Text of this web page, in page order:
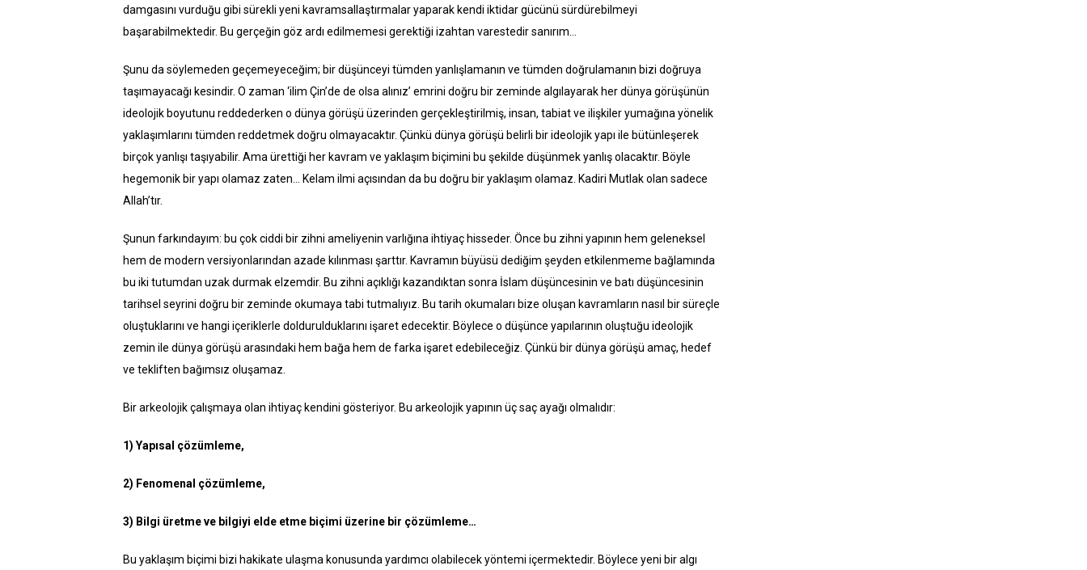
damgasını vurduğu gibi sürekli yeni kavramsallaştırmalar yaparak kendi iktidar gücünü sürdürebilmeyi
başarabilmektedir. Bu gerçeğin göz ardı edilmemesi gerektiği izahtan varestedir sanırım…
Şunu da söylemeden geçemeyeceğim; bir düşünceyi tümden yanlışlamanın ve tümden doğrulamanın bizi doğruya
taşımayacağı kesindir. O zaman ‘ilim Çin’de de olsa alınız’ emrini doğru bir zeminde algılayarak her dünya görüşünün
ideolojik boyutunu reddederken o dünya görüşü üzerinden gerçekleştirilmiş, insan, tabiat ve ilişkiler yumağına yönelik
yaklaşımlarını tümden reddetmek doğru olmayacaktır. Çünkü dünya görüşü belirli bir ideolojik yapı ile bütünleşerek
birçok yanlışı taşıyabilir. Ama ürettiği her kavram ve yaklaşım biçimini bu şekilde düşünmek yanlış olacaktır. Böyle
hegemonik bir yapı olamaz zaten… Kelam ilmi açısından da bu doğru bir yaklaşım olamaz. Kadiri Mutlak olan sadece
Allah’tır.
Şunun farkındayım: bu çok ciddi bir zihni ameliyenin varlığına ihtiyaç hisseder. Önce bu zihni yapının hem geleneksel
hem de modern versiyonlarından azade kılınması şarttır. Kavramın büyüsü dediğim şeyden etkilenmeme bağlamında
bu iki tutumdan uzak durmak elzemdir. Bu zihni açıklığı kazandıktan sonra İslam düşüncesinin ve batı düşüncesinin
tarihsel seyrini doğru bir zeminde okumaya tabi tutmalıyız. Bu tarih okumaları bize oluşan kavramların nasıl bir süreçle
oluştuklarını ve hangi içeriklerle doldurulduklarını işaret edecektir. Böylece o düşünce yapılarının oluştuğu ideolojik
zemin ile dünya görüşü arasındaki hem bağa hem de farka işaret edebileceğiz. Çünkü bir dünya görüşü amaç, hedef
ve tekliften bağımsız oluşamaz.
Bir arkeolojik çalışmaya olan ihtiyaç kendini gösteriyor. Bu arkeolojik yapının üç saç ayağı olmalıdır:
1) Yapısal çözümleme,
2) Fenomenal çözümleme,
3) Bilgi üretme ve bilgiyi elde etme biçimi üzerine bir çözümleme…
Bu yaklaşım biçimi bizi hakikate ulaşma konusunda yardımcı olabilecek yöntemi içermektedir. Böylece yeni bir algı